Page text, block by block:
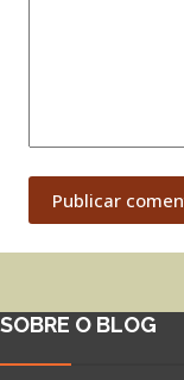
Publicar
SOBRE O BLOG